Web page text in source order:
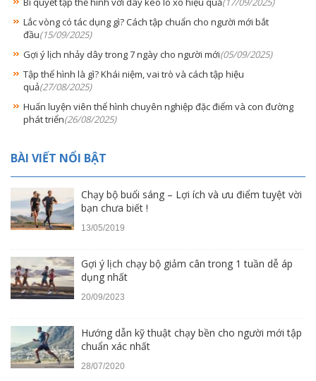
Lắc vòng có tác dụng gì? Cách tập chuẩn cho người mới bắt
đầu(15/09/2025)
Gợi ý lịch nhảy dây trong 7 ngày cho người mới(05/09/2025)
Tập thể hình là gì? Khái niệm, vai trò và cách tập hiệu
quả(27/08/2025)
Huấn luyện viên thể hình chuyên nghiệp đặc điểm và con đường
phát triển(26/08/2025)
BÀI VIẾT NỔI BẬT
Chạy bộ buổi sáng – Lợi ích và ưu điểm tuyệt vời
bạn chưa biết !
13/05/2019
Gợi ý lịch chạy bộ giảm cân trong 1 tuần dễ áp
dụng nhất
20/09/2023
Hướng dẫn kỹ thuật chạy bền cho người mới tập
chuẩn xác nhất
28/07/2020